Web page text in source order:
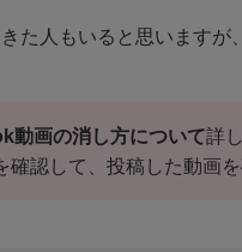
た人もいると思いますが
動画の消し方について詳
確認して、投稿した動画を